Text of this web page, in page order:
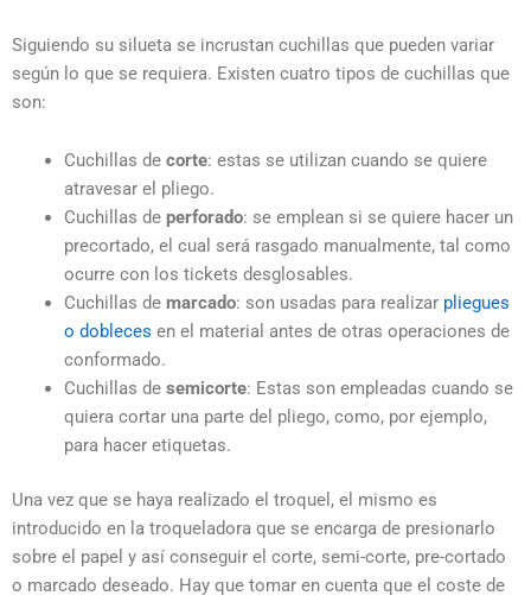
Siguiendo su silueta se incrustan cuchillas que pueden variar
según lo que se requiera. Existen cuatro tipos de cuchillas que
son:
Cuchillas de corte: estas se utilizan cuando se quiere
atravesar el pliego.
Cuchillas de perforado: se emplean si se quiere hacer un
precortado, el cual será rasgado manualmente, tal como
ocurre con los tickets desglosables.
Cuchillas de marcado: son usadas para realizar pliegues
o dobleces en el material antes de otras operaciones de
conformado.
Cuchillas de semicorte: Estas son empleadas cuando se
quiera cortar una parte del pliego, como, por ejemplo,
para hacer etiquetas.
Una vez que se haya realizado el troquel, el mismo es
introducido en la troqueladora que se encarga de presionarlo
sobre el papel y así conseguir el corte, semi-corte, pre-cortado
o marcado deseado. Hay que tomar en cuenta que el coste de